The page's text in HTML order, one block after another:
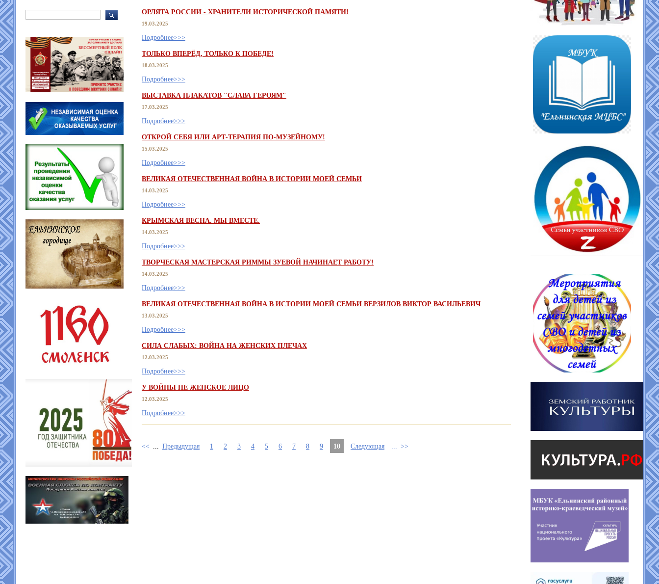
ОРЛЯТА РОССИИ - ХРАНИТЕЛИ ИСТОРИЧЕСКОЙ ПАМЯТИ!
19.03.2025
Подробнее>>>
ТОЛЬКО ВПЕРЁД, ТОЛЬКО К ПОБЕДЕ!
18.03.2025
Подробнее>>>
ВЫСТАВКА ПЛАКАТОВ "СЛАВА ГЕРОЯМ"
17.03.2025
Подробнее>>>
ОТКРОЙ СЕБЯ ИЛИ АРТ-ТЕРАПИЯ ПО-МУЗЕЙНОМУ!
15.03.2025
Подробнее>>>
ВЕЛИКАЯ ОТЕЧЕСТВЕННАЯ ВОЙНА В ИСТОРИИ МОЕЙ СЕМЬИ
14.03.2025
Подробнее>>>
КРЫМСКАЯ ВЕСНА. МЫ ВМЕСТЕ.
14.03.2025
Подробнее>>>
ТВОРЧЕСКАЯ МАСТЕРСКАЯ РИММЫ ЗУЕВОЙ НАЧИНАЕТ РАБОТУ!
14.03.2025
Подробнее>>>
ВЕЛИКАЯ ОТЕЧЕСТВЕННАЯ ВОЙНА В ИСТОРИИ МОЕЙ СЕМЬИ ВЕРЗИЛОВ ВИКТОР ВАСИЛЬЕВИЧ
13.03.2025
Подробнее>>>
СИЛА СЛАБЫХ: ВОЙНА НА ЖЕНСКИХ ПЛЕЧАХ
12.03.2025
Подробнее>>>
У ВОЙНЫ НЕ ЖЕНСКОЕ ЛИЦО
12.03.2025
Подробнее>>>
<< Предыдущая 1 2 3 4 5 6 7 8 9 10 Следующая >>